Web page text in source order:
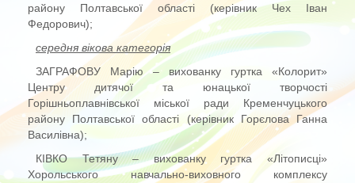
району Полтавської області (керівник Чех Іван
Федорович);
середня вікова категорія
ЗАГРАФОВУ Марію – вихованку гуртка «Колорит»
Центру дитячої та юнацької творчості
Горішньоплавнівської міської ради Кременчуцького
району Полтавської області (керівник Горєлова Ганна
Василівна);
КІВКО Тетяну – вихованку гуртка «Літописці»
Хорольського навчально-виховного комплексу